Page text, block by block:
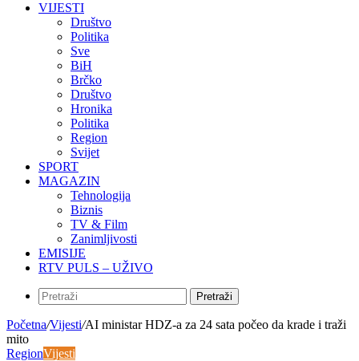
VIJESTI
Društvo
Politika
Sve
BiH
Brčko
Društvo
Hronika
Politika
Region
Svijet
SPORT
MAGAZIN
Tehnologija
Biznis
TV & Film
Zanimljivosti
EMISIJE
RTV PULS – UŽIVO
Pretraži
Početna/Vijesti/AI ministar HDZ-a za 24 sata počeo da krade i traži
mito
RegionVijesti